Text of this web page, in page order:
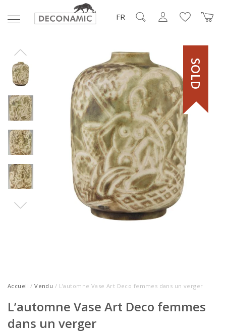
FR
SOLD
Accueil /Vendu / L’automne Vase Art Deco femmes dans un verger
L’automne Vase Art Deco femmes
dans un verger